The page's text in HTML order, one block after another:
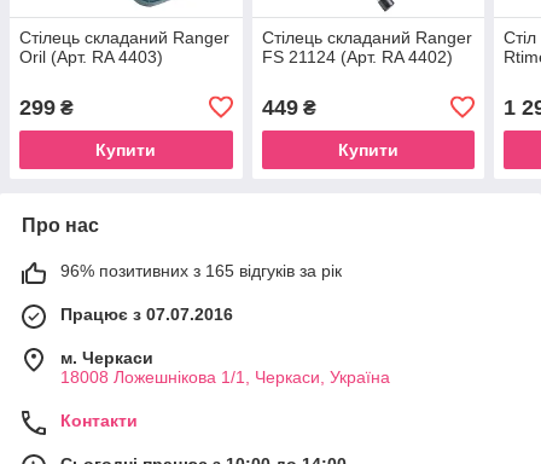
Стілець складаний Ranger
Oril (Арт. RA 4403)
299 ₴
Купити
Стілець складаний Ranger
FS 21124 (Арт. RA 4402)
449₴
Купити
1
Про нас
96% позитивних з 165 відгуків за рік
Працює з 07.07.2016
м. Черкаси
18008 Ложешнікова 1/1, Черкаси, Україна
Контакти